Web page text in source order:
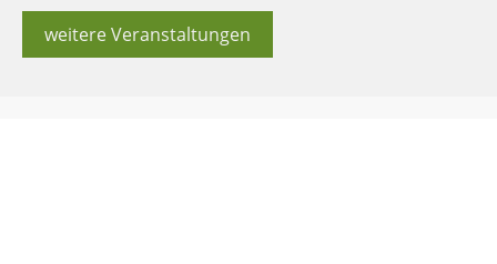
weitere Veranstaltungen